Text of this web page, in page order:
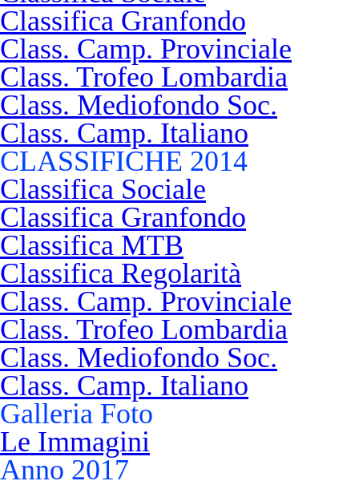
Classifica Granfondo
Class. Camp. Provinciale
Class. Trofeo Lombardia
Class. Mediofondo Soc.
Class. Camp. Italiano
CLASSIFICHE 2014
Classifica Sociale
Classifica Granfondo
Classifica MTB
Classifica Regolarità
Class. Camp. Provinciale
Class. Trofeo Lombardia
Class. Mediofondo Soc.
Class. Camp. Italiano
Galleria Foto
Le Immagini
Anno 2017